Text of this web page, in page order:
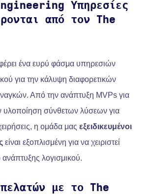
Υπηρεσίες
από τον The
ένα ευρύ φάσμα υπηρεσιών
για την κάλυψη διαφορετικών
Από την ανάπτυξη MVPs για
υλοποίηση σύνθετων λύσεων για
η ομάδα μας εξειδικευμένοι
είναι εξοπλισμένη για να χειριστεί
λογισμικού.
με το The